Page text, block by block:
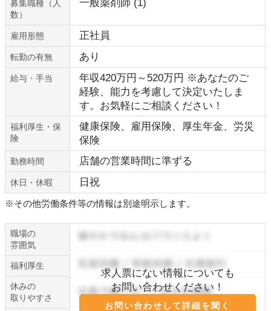
募集職種（人
数）
一般薬剤師 (1)
雇用形態 正社員
転勤の有無 あり
給与・手当
年収420万円～520万円 ※あなたのご
経験、能力を考慮して決定いたしま
す。お気軽にご相談ください！
福利厚生・保
険
健康保険、雇用保険、厚生年金、労災
保険
勤務時間 店舗の営業時間に準ずる
休日・休暇 日祝
※その他労働条件等の情報は別途明示します。
職場の
雰囲気
求人票にない情報についても
お問い合わせください！
お問い合わせして詳細を聞く
福利厚生
休みの
取りやすさ